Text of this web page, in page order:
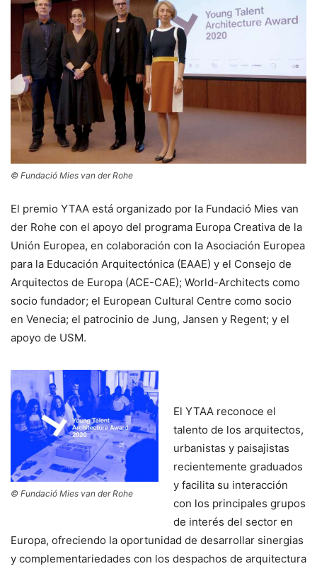
© Fundació Mies van der Rohe
El premio YTAA está organizado por la Fundació Mies van
der Rohe con el apoyo del programa Europa Creativa de la
Unión Europea, en colaboración con la Asociación Europea
para la Educación Arquitectónica (EAAE) y el Consejo de
Arquitectos de Europa (ACE-CAE); World-Architects como
socio fundador; el European Cultural Centre como socio
en Venecia; el patrocinio de Jung, Jansen y Regent; y el
apoyo de USM.
© Fundació Mies van der Rohe
El YTAA reconoce el
talento de los arquitectos,
urbanistas y paisajistas
recientemente graduados
y facilita su interacción
con los principales grupos
de interés del sector en
Europa, ofreciendo la oportunidad de desarrollar sinergias
y complementariedades con los despachos de arquitectura